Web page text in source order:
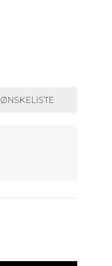
ØNSKELISTE